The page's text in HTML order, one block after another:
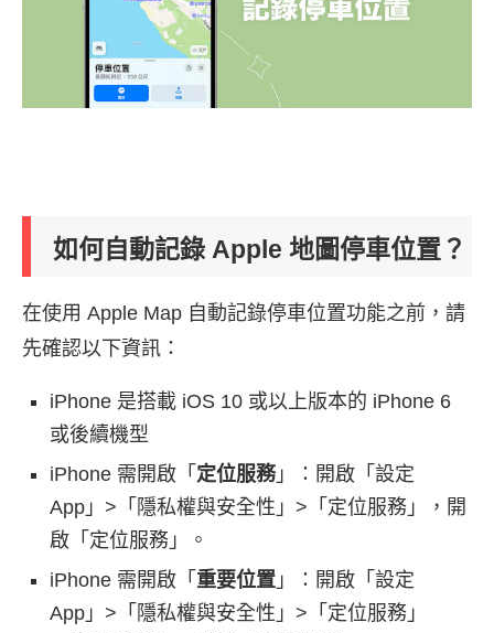
如何自動記錄 Apple 地圖停車位置？
在使用 Apple Map 自動記錄停車位置功能之前，請
先確認以下資訊：
iPhone 是搭載 iOS 10 或以上版本的 iPhone 6
或後續機型
iPhone 需開啟「 定位服務」：開啟「設定
App」>「隱私權與安全性」>「定位服務」，開
啟「定位服務」。
iPhone 需開啟「 重要位置 」：開啟「設定
App」>「隱私權與安全性」>「定位服務」